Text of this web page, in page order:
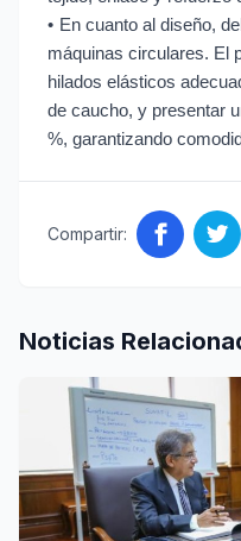
• En cuanto al diseño,
máquinas circulares. El
hilados elásticos
de caucho, y presentar
%, garantizando
Compartir:
Noticias